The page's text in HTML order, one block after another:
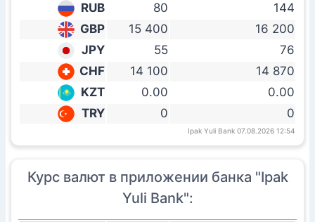
RUB
80
144
GBP
15 400
16 200
JPY
55
76
CHF
14 100
14 870
KZT
0.00
0.00
TRY
0 0
Ipak Yuli Bank 07.08.2026 12:54
Курс валют в приложении банка "Ipak
Yuli Bank":